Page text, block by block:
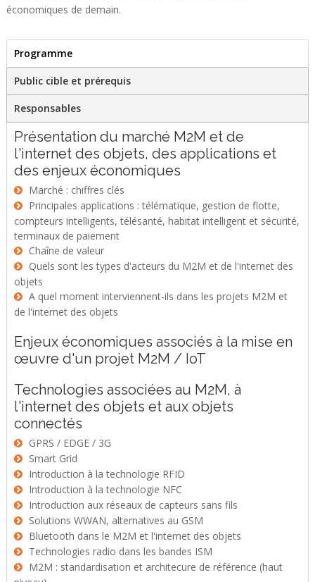
économiques de demain.
Stage
Programme(active tab)
Public cible et prérequis
Responsables
Présentation du marché M2M et de
l'internet des objets, des applications et
des enjeux économiques
Marché : chiffres clés
compteurs intelligents, télésanté, habitat intelligent et sécurité,
terminaux de paiement
Chaîne de valeur
objets
de l'internet des objets
Enjeux économiques associés à la mise en
œuvre d'un projet M2M / IoT
Technologies associées au M2M, à
l'internet des objets et aux objets
connectés
GPRS / EDGE / 3G
Smart Grid
Introduction à la technologie RFID
Introduction à la technologie NFC
Introduction aux réseaux de capteurs sans fils
Solutions WWAN, alternatives au GSM
Bluetooth dans le M2M et l'internet des objets
Technologies radio dans les bandes ISM